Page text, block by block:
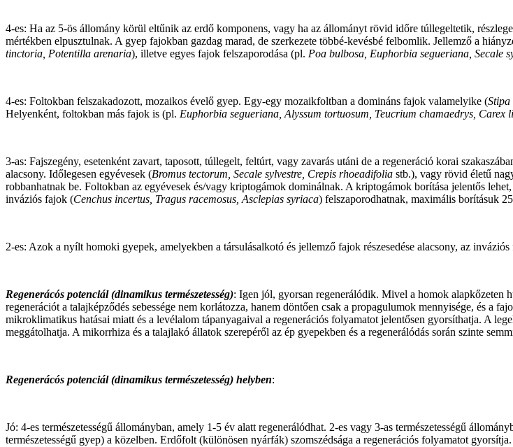
4-es: Ha az 5-ös állomány körül eltűnik az erdő komponens, vagy ha az állományt rövid időre túllegeltetik,
mértékben elpusztulnak. A gyep fajokban gazdag marad, de szerkezete többé-kevésbé felbomlik. Jellemző a
tinctoria, Potentilla arenaria), illetve egyes fajok felszaporodása (pl. Poa bulbosa, Euphorbia segueriana, Secale
4-es: Foltokban felszakadozott, mozaikos évelő gyep. Egy-egy mozaikfoltban a domináns fajok valamelyike (
Helyenként, foltokban más fajok is (pl. Euphorbia segueriana, Alyssum tortuosum, Teucrium chamaedrys, Carex
3-as: Fajszegény, esetenként zavart, taposott, túllegelt, feltúrt, vagy zavarás utáni de a regeneráció korai
alacsony. Időlegesen egyévesek (Bromus tectorum, Secale sylvestre, Crepis rhoeadifolia stb.), vagy rövid életű
robbanhatnak be. Foltokban az egyévesek és/vagy kriptogámok dominálnak. A kriptogámok borítása jelentős
inváziós fajok (Cenchus incertus, Tragus racemosus, Asclepias syriaca) felszaporodhatnak, maximális borításuk
2-es: Azok a nyílt homoki gyepek, amelyekben a társulásalkotó és jellemző fajok részesedése alacsony, az
Regenerácós potenciál (dinamikus természetesség): Igen jól, gyorsan regenerálódik. Mivel a homok alapkőzeten
regenerációt a talajképződés sebessége nem korlátozza, hanem döntően csak a propagulumok mennyisége, és a
mikroklimatikus hatásai miatt és a levélalom tápanyagaival a regenerációs folyamatot jelentősen gyorsíthatja. A
meggátolhatja. A mikorrhiza és a talajlakó állatok szerepéről az ép gyepekben és a regenerálódás során szinte
Regenerácós potenciál (dinamikus természetesség) helyben:
Jó: 4-es természetességű állományban, amely 1-5 év alatt regenerálódhat. 2-es vagy 3-as természetességű
természetességű gyep) a közelben. Erdőfolt (különösen nyárfák) szomszédsága a regenerációs folyamatot gyorsítja.